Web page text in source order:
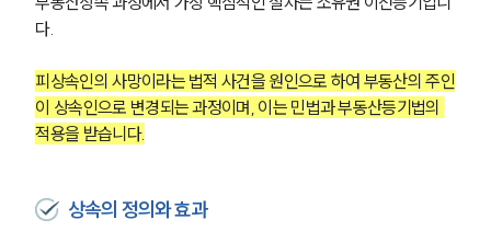
다.
피상속인의 사망이라는 법적 사건을 원인으로 하여 부동산의 주인
이 상속인으로 변경되는 과정이며, 이는 민법과 부동산등기법의
적용을 받습니다.
상속의 정의와 효과